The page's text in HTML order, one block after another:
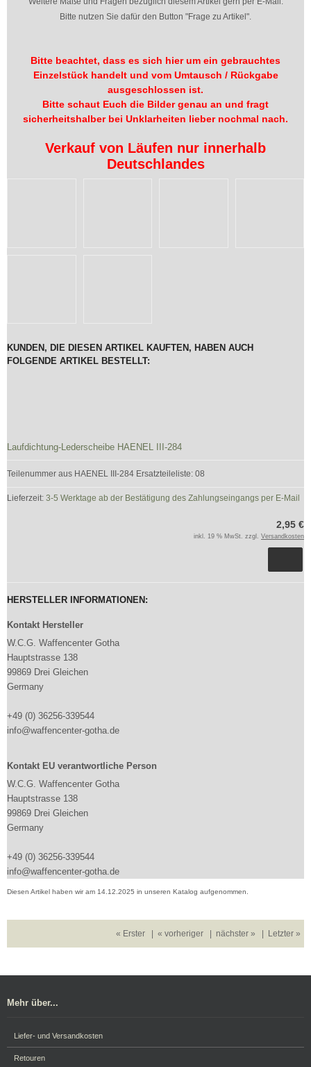
Bitte nutzen Sie dafür den Button "Frage zu Artikel".
Bitte beachtet, dass es sich hier um ein gebrauchtes
Einzelstück handelt und vom Umtausch / Rückgabe
ausgeschlossen ist.
Bitte schaut Euch die Bilder genau an und fragt
sicherheitshalber bei Unklarheiten lieber nochmal nach.
Verkauf von Läufen nur innerhalb
Deutschlandes
KUNDEN, DIE DIESEN ARTIKEL KAUFTEN, HABEN AUCH
FOLGENDE ARTIKEL BESTELLT:
Laufdichtung-Lederscheibe HAENEL III-284
Teilenummer aus HAENEL III-284 Ersatzteileliste: 08
Lieferzeit: 3-5 Werktage ab der Bestätigung des Zahlungseingangs per E-Mail
2,95 €
inkl. 19 % MwSt. zzgl. Versandkosten
HERSTELLER INFORMATIONEN:
Kontakt Hersteller
W.C.G. Waffencenter Gotha
Hauptstrasse 138
99869 Drei Gleichen
Germany
+49 (0) 36256-339544
info@waffencenter-gotha.de
Kontakt EU verantwortliche Person
W.C.G. Waffencenter Gotha
Hauptstrasse 138
99869 Drei Gleichen
Germany
+49 (0) 36256-339544
info@waffencenter-gotha.de
Diesen Artikel haben wir am 14.12.2025 in unseren Katalog aufgenommen.
« Erster « vorheriger nächster » Letzter »
Mehr über...
Liefer- und Versandkosten
Retouren